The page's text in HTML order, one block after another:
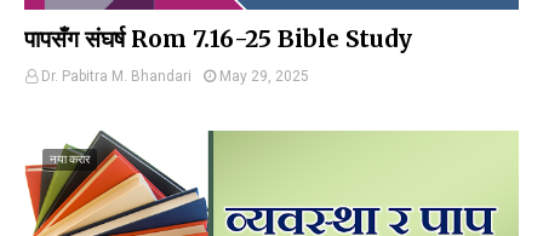
पापसँग संघर्ष Rom 7.16-25 Bible Study
Dr. Pabitra M. Bhandari May 29, 2025
नया करार